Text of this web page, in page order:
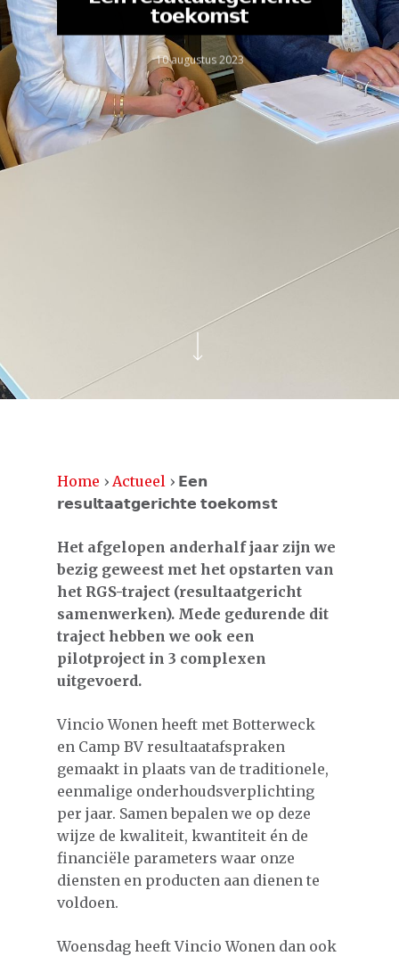
𝘁𝗼𝗲𝗸𝗼𝗺𝘀𝘁
10 augustus 2023
Home › Actueel › 𝗘𝗲𝗻
𝗿𝗲𝘀𝘂𝗹𝘁𝗮𝗮𝘁𝗴𝗲𝗿𝗶𝗰𝗵𝘁𝗲 𝘁𝗼𝗲𝗸𝗼𝗺𝘀𝘁
Het afgelopen anderhalf jaar zijn we
bezig geweest met het opstarten van
het RGS-traject (resultaatgericht
samenwerken). Mede gedurende dit
traject hebben we ook een
pilotproject in 3 complexen
uitgevoerd.
Vincio Wonen heeft met Botterweck
en Camp BV resultaatafspraken
gemaakt in plaats van de traditionele,
eenmalige onderhoudsverplichting
per jaar. Samen bepalen we op deze
wijze de kwaliteit, kwantiteit én de
financiële parameters waar onze
diensten en producten aan dienen te
voldoen.
Woensdag heeft Vincio Wonen dan ook